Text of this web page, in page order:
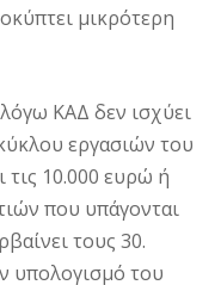
μικρότερη
ΚΑΔ δεν ισχύει
εργασιών του
τις 10.000 ευρώ ή
που υπάγονται
τους 30.
υπολογισμό του